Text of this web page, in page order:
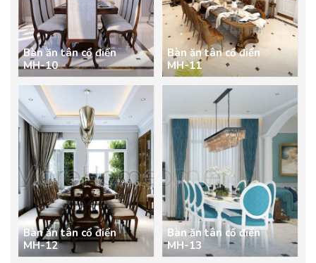
Bàn ăn tân cổ điển
MH-10
Bàn ăn tân cổ điển
MH-11
Bàn ăn tân cổ điển
MH-12
Bàn ăn tân cổ điển
MH-13